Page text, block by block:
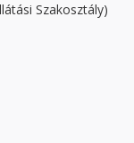
Szakosztály)